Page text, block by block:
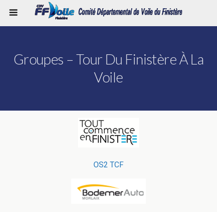
Groupes – Tour Du Finistère À La
Voile
OS2 TCF